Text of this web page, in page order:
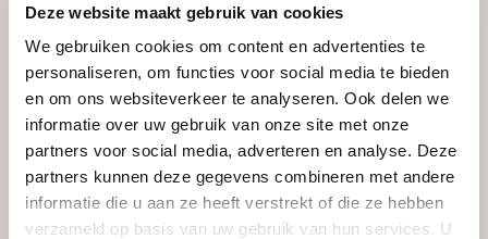
Deze website maakt gebruik van cookies
We gebruiken cookies om content en advertenties te
personaliseren, om functies voor social media te bieden
en om ons websiteverkeer te analyseren. Ook delen we
informatie over uw gebruik van onze site met onze
partners voor social media, adverteren en analyse. Deze
partners kunnen deze gegevens combineren met andere
informatie die u aan ze heeft verstrekt of die ze hebben
verzameld op basis van uw gebruik van hun services. U